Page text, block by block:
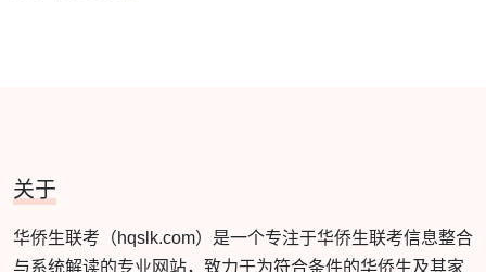
关于
华侨生联考（hqslk.com）是一个专注于华侨生联考信息整合
与系统解读的专业网站，致力于为符合条件的华侨生及其家